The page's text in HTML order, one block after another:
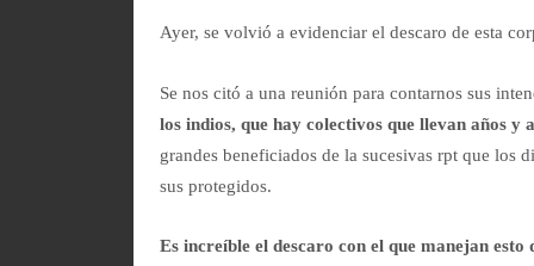
Ayer, se volvió a evidenciar el descaro de esta
Se nos citó a una reunión para contarnos sus
los indios, que hay colectivos que llevan años y
grandes beneficiados de la sucesivas rpt que los
sus protegidos.
Es increíble el descaro con el que manejan esto